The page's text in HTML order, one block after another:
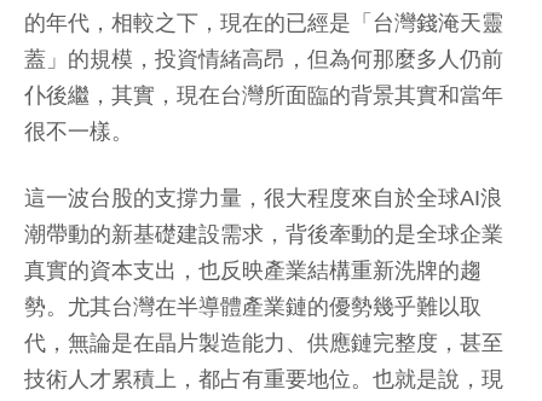
的年代，相較之下，現在的已經是「台灣錢淹天靈
蓋」的規模，投資情緒高昂，但為何那麼多人仍前
仆後繼，其實，現在台灣所面臨的背景其實和當年
很不一樣。
這一波台股的支撐力量，很大程度來自於全球AI浪
潮帶動的新基礎建設需求，背後牽動的是全球企業
真實的資本支出，也反映產業結構重新洗牌的趨
勢。尤其台灣在半導體產業鏈的優勢幾乎難以取
代，無論是在晶片製造能力、供應鏈完整度，甚至
技術人才累積上，都占有重要地位。也就是說，現